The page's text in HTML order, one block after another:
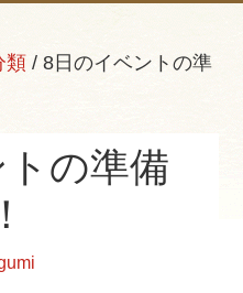
類 / 8日のイベントの準
の準備